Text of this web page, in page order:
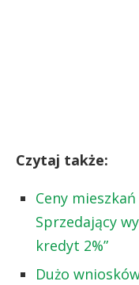
Czytaj także:
Ceny
Sprzedający
kredyt 2%”
Dużo